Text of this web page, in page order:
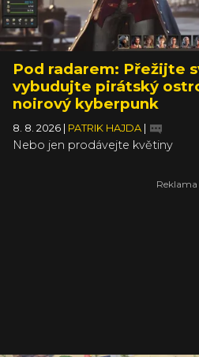
Pod radarem: Přežijte
vybudujte pirátský
noirový kyberpunk
8. 8. 2026 PATRIK HAJDA
Nebo jen prodávejte květiny